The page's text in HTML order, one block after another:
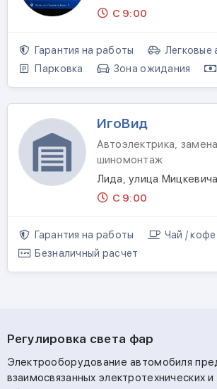
С 9:00
Гарантия на работы Легковые
Парковка
Зона ожидания
ИгоВид
Автоэлектрика,
шиномонтаж
Лида, улица
С 9:00
Гарантия на работы Чай / кофе
Безналичный расчет
Регулировка света фар
Электрооборудование автомобиля
взаимосвязанных электротехнических